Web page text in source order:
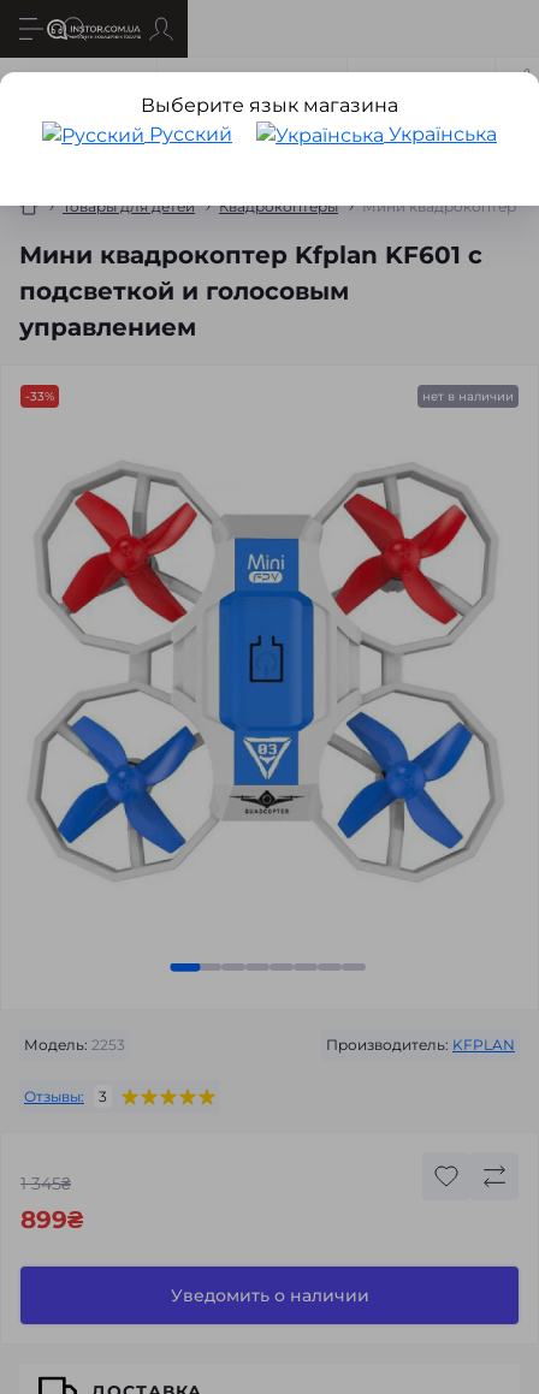
Товары для детей Квадрокоптеры Мини квадрокоптер
Выберите язык магазина
Русский
Українська
Мини квадрокоптер Kfplan KF601 с
подсветкой и голосовым
управлением
-33% нет в наличии
Модель: 2253 Производитель: KFPLAN
Отзывы: 3
1 345₴
899₴
Уведомить о наличии